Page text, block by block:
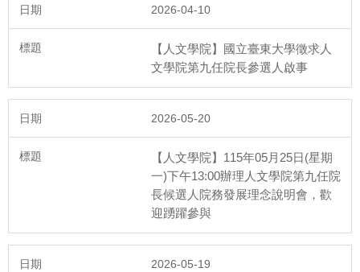
2026-04-10
【人文學院】國立臺東大學徵求人
文學院第九任院長參選人啟事
2026-05-20
【人文學院】115年05月25日(星期
一)下午13:00辦理人文學院第九任院
長候選人院務發展理念說明會，歡
迎踴躍參與
2026-05-19
115年5月26日
人文學院第三次院務會議
115年5月25日